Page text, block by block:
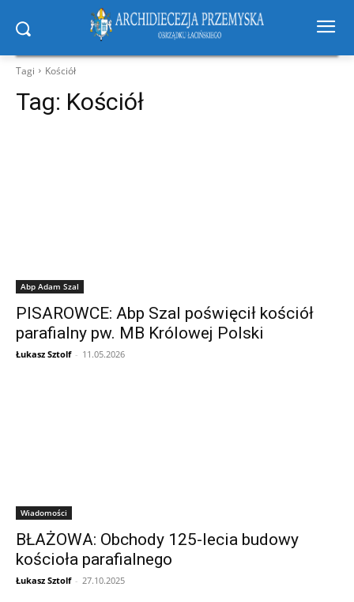
Tagi Kościół
Tag: Kościół
Abp Adam Szal
PISAROWCE: Abp Szal poświęcił kościół
parafialny pw. MB Królowej Polski
Łukasz Sztolf - 11.05.2026
Wiadomości
BŁAŻOWA: Obchody 125-lecia budowy
kościoła parafialnego
Łukasz Sztolf - 27.10.2025